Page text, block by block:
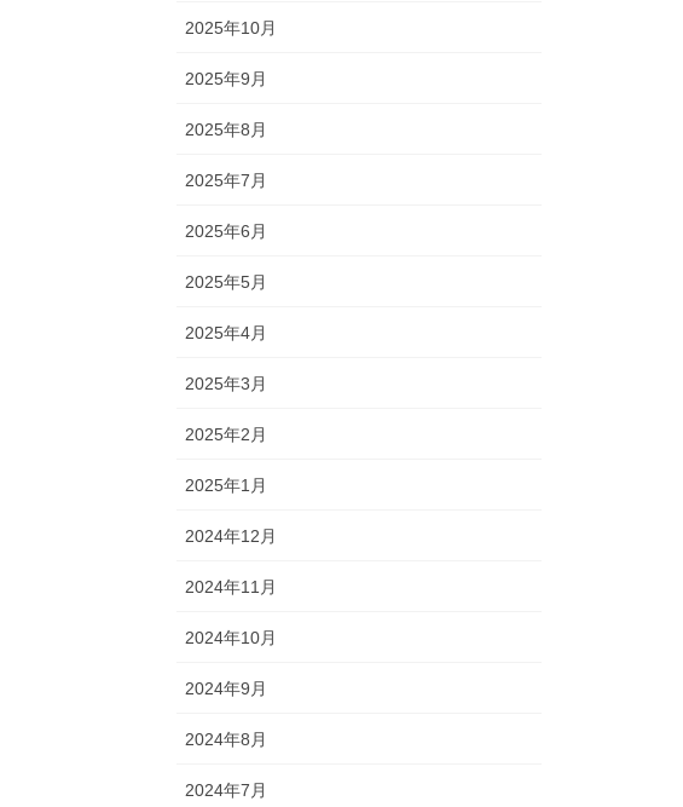
2025年10月
2025年9月
2025年8月
2025年7月
2025年6月
2025年5月
2025年4月
2025年3月
2025年2月
2025年1月
2024年12月
2024年11月
2024年10月
2024年9月
2024年8月
2024年7月